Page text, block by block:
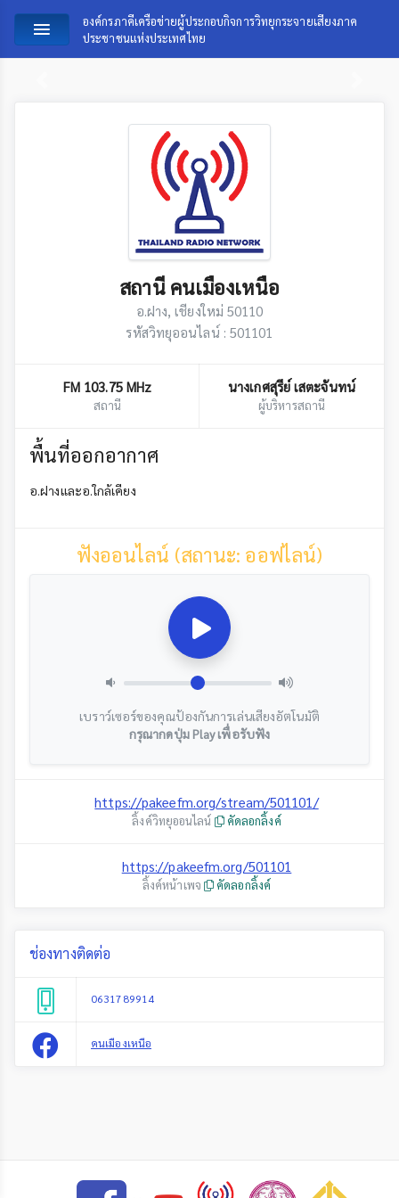
องค์กรภาคีเครือข่ายผู้ประกอบกิจการวิทยุกระจายเสียงภาค
ประชาชนแห่งประเทศไทย
สถานี คนเมืองเหนือ
อ.ฝาง, เชียงใหม่ 50110
รหัสวิทยุออนไลน์ : 501101
FM 103.75 MHz
สถานี
นางเกศสุรีย์ เสตะจันทน์
ผู้บริหารสถานี
พื้นที่ออกอากาศ
อ.ฝางและอ.ใกล้เคียง
ฟังออนไลน์ (สถานะ: ออฟไลน์)
เบราว์เซอร์ของคุณป้องกันการเล่นเสียงอัตโนมัติ
กรุณากดปุ่ม Play เพื่อรับฟัง
https://pakeefm.org/stream/501101/
ลิ้งค์วิทยุออนไลน์ คัดลอกลิ้งค์
https://pakeefm.org/501101
ลิ้งค์หน้าเพจ คัดลอกลิ้งค์
ช่องทางติดต่อ
0631789914
คนเมืองเหนือ